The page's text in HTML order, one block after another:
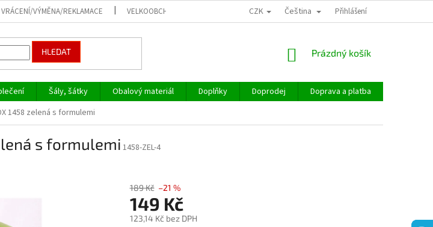
VRÁCENÍ/VÝMĚNA/REKLAMACE VELKOOBCHOD CZK Čeština Přihlášení
HLEDAT
NÁKUPNÍ
Prázdný košík
Šály, šátky Obalový materiál Doplňky Doprodej Doprava a platba
1458 zelená s formulemi
s formulemi 1458-ZEL-4
189 Kč –21 %
149 Kč
123,14 Kč bez DPH